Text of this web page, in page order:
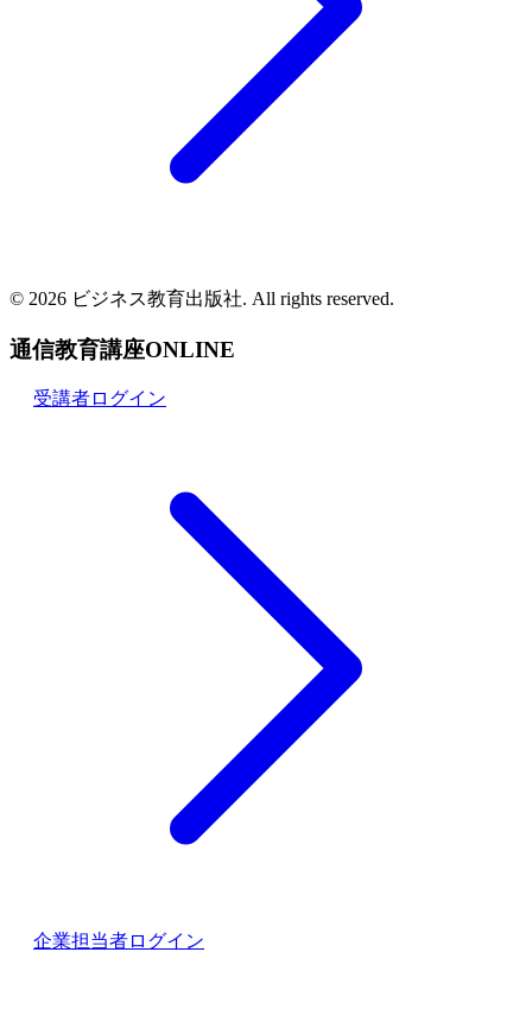
© 2026 ビジネス教育出版社. All rights reserved.
通信教育講座ONLINE
受講者ログイン
企業担当者ログイン